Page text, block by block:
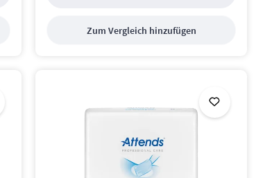
Zum Vergleich hinzufügen